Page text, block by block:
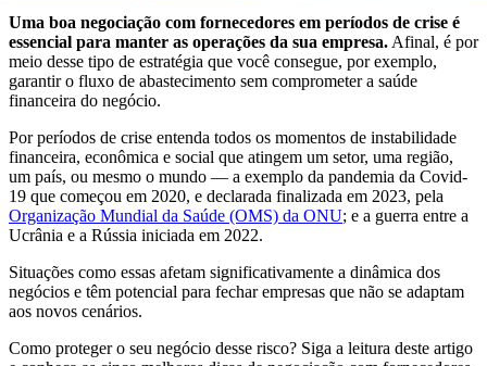
Uma boa negociação com fornecedores em períodos de crise é
essencial para manter as operações da sua empresa.Afinal, é por
meio desse tipo de estratégia que você consegue, por exemplo,
garantir o fluxo de abastecimento sem comprometer a saúde
financeira do negócio.
Por períodos de crise entenda todos os momentos de instabilidade
financeira, econômica e social que atingem um setor, uma região,
um país, ou mesmo o mundo — a exemplo da pandemia da Covid-
19 que começou em 2020, e declarada finalizada em 2023, pela
Organização Mundial da Saúde (OMS) da ONU; e a guerra entre a
Ucrânia e a Rússia iniciada em 2022.
Situações como essas afetam significativamente a dinâmica dos
negócios e têm potencial para fechar empresas que não se adaptam
aos novos cenários.
Como proteger o seu negócio desse risco? Siga a leitura deste artigo